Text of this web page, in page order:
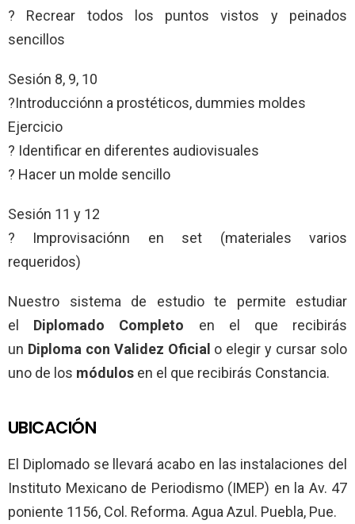
? Recrear todos los puntos vistos y peinados
sencillos
Sesión 8, 9, 10
?Introducciónn a prostéticos, dummies moldes
Ejercicio
? Identificar en diferentes audiovisuales
? Hacer un molde sencillo
Sesión 11 y 12
? Improvisaciónn en set (materiales varios
requeridos)
Nuestro sistema de estudio te permite estudiar
el Diplomado Completo en el que recibirás
un Diploma con Validez Oficial o elegir y cursar solo
uno de los módulos en el que recibirás Constancia.
UBICACIÓN
El Diplomado se llevará acabo en las instalaciones del
Instituto Mexicano de Periodismo (IMEP) en la Av. 47
poniente 1156, Col. Reforma. Agua Azul. Puebla, Pue.